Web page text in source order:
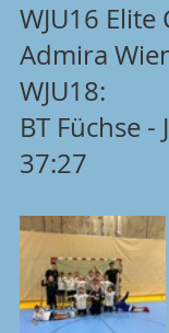
WJU16 Elite
Admira
WJU18:
BT Füchse -
37:27